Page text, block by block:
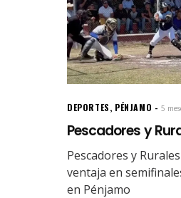
DEPORTES, PÉNJAMO 5
Pescadores y
Pescadores y
ventaja en
en Pénjamo